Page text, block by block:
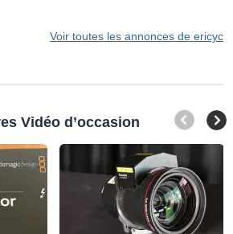
Voir toutes les annonces de ericyc
Vidéo d’occasion